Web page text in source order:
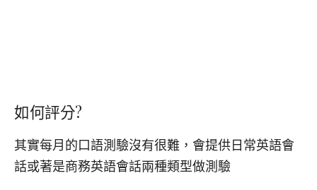
如何評分?
其實每月的口語測驗沒有很難，會提供日常英語會
話或著是商務英語會話兩種類型做測驗